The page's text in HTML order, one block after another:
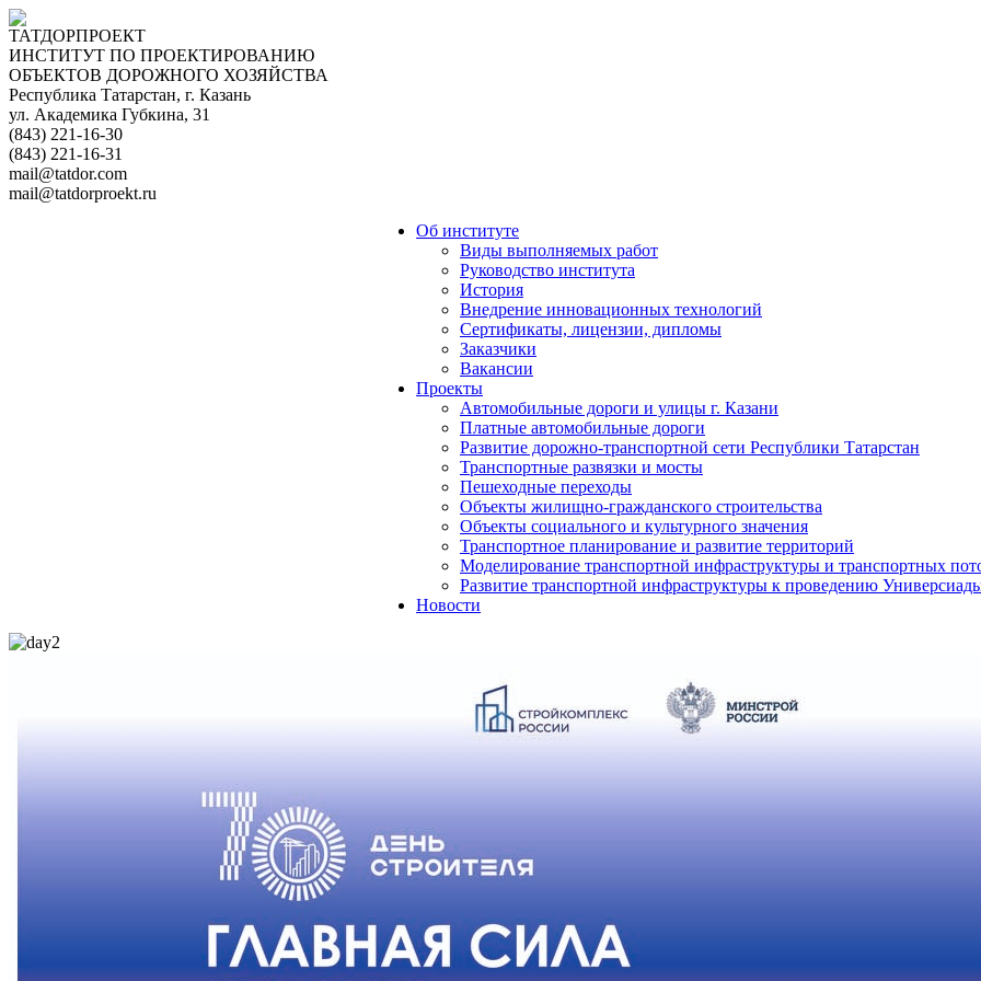
ТАТДОРПРОЕКТ
ИНСТИТУТ ПО ПРОЕКТИРОВАНИЮ
ОБЪЕКТОВ ДОРОЖНОГО ХОЗЯЙСТВА
Республика Татарстан, г. Казань
ул. Академика Губкина, 31
(843) 221-16-30
(843) 221-16-31
mail@tatdor.com
mail@tatdorproekt.ru
Об институте
Виды выполняемых работ
Руководство института
История
Внедрение инновационных технологий
Сертификаты, лицензии, дипломы
Заказчики
Вакансии
Проекты
Автомобильные дороги и улицы г. Казани
Платные автомобильные дороги
Развитие дорожно-транспортной сети Республики Татарстан
Транспортные развязки и мосты
Пешеходные переходы
Объекты жилищно-гражданского строительства
Объекты социального и культурного значения
Транспортное планирование и развитие территорий
Моделирование транспортной инфраструктуры и транспортных
Развитие транспортной инфраструктуры к проведению
Новости